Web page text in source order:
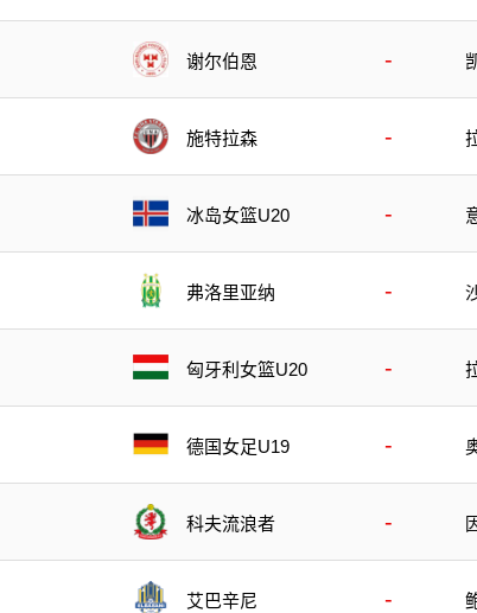
谢尔伯恩 -
施特拉森 -
冰岛女篮U20 -
弗洛里亚纳 -
匈牙利女篮U20 -
德国女足U19 -
科夫流浪者 -
艾巴辛尼 -